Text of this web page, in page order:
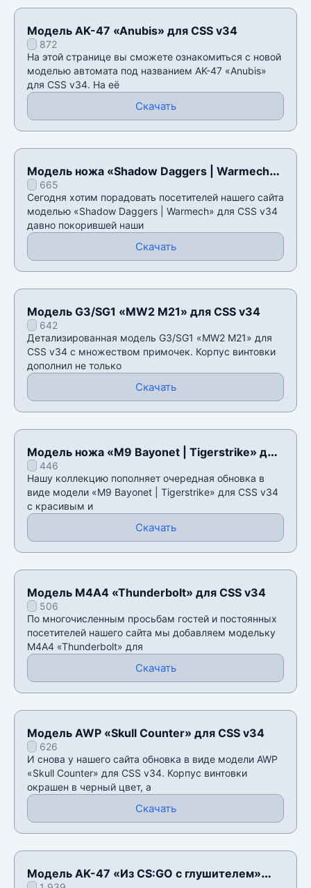
Модель AK-47 «Anubis» для CSS v34
872
На этой странице вы сможете ознакомиться с новой
моделью автомата под названием AK-47 «Anubis»
для CSS v34. На её
Скачать
Модель ножа «Shadow Daggers | Warmech»
для CSS v34
665
Сегодня хотим порадовать посетителей нашего сайта
моделью «Shadow Daggers | Warmech» для CSS v34
давно покорившей наши
Скачать
Модель G3/SG1 «MW2 M21» для CSS v34
642
Детализированная модель G3/SG1 «MW2 M21» для
CSS v34 с множеством примочек. Корпус винтовки
дополнил не только
Скачать
Модель ножа «M9 Bayonet | Tigerstrike» для
CSS v34
446
Нашу коллекцию пополняет очередная обновка в
виде модели «M9 Bayonet | Tigerstrike» для CSS v34
с красивым и
Скачать
Модель М4А4 «Thunderbolt» для CSS v34
506
По многочисленным просьбам гостей и постоянных
посетителей нашего сайта мы добавляем модельку
М4А4 «Thunderbolt» для
Скачать
Модель AWP «Skull Counter» для CSS v34
626
И снова у нашего сайта обновка в виде модели AWP
«Skull Counter» для CSS v34. Корпус винтовки
окрашен в черный цвет, а
Скачать
Модель AK-47 «Из CS:GO с глушителем»